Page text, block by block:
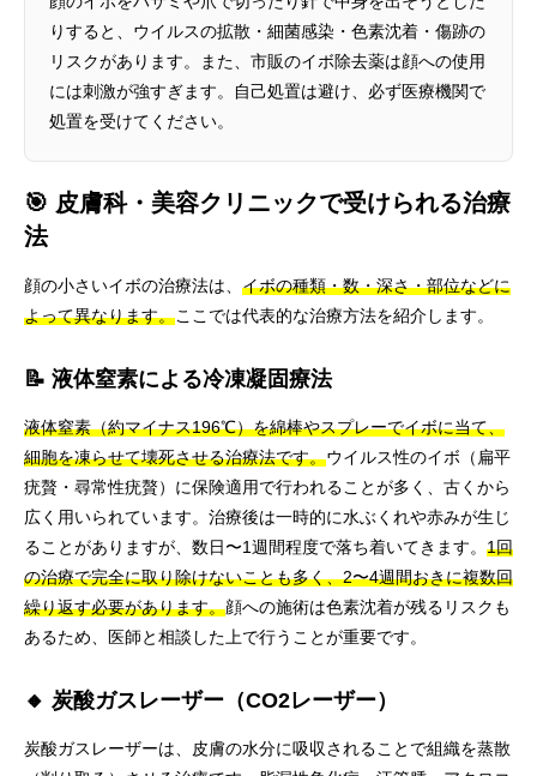
りすると、ウイルスの拡散・細菌感染・色素沈着・傷跡の
リスクがあります。また、市販のイボ除去薬は顔への使用
には刺激が強すぎます。自己処置は避け、必ず医療機関で
処置を受けてください。
🎯 皮膚科・美容クリニックで受けられる治療
法
顔の小さいイボの治療法は、 イボの種類・数・深さ・部位などに
よって異なります。ここでは代表的な治療方法を紹介します。
📝 液体窒素による冷凍凝固療法
液体窒素（約マイナス196℃）を綿棒やスプレーでイボに当て、
細胞を凍らせて壊死させる治療法です。ウイルス性のイボ（扁平
疣贅・尋常性疣贅）に保険適用で行われることが多く、古くから
広く用いられています。治療後は一時的に水ぶくれや赤みが生じ
ることがありますが、数日〜1週間程度で落ち着いてきます。 1回
の治療で完全に取り除けないことも多く、2〜4週間おきに複数回
繰り返す必要があります。顔への施術は色素沈着が残るリスクも
あるため、医師と相談した上で行うことが重要です。
🔸 炭酸ガスレーザー（CO2レーザー）
炭酸ガスレーザーは、皮膚の水分に吸収されることで組織を蒸散